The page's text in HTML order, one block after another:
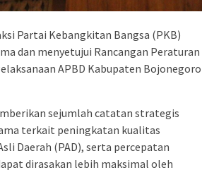
Partai Kebangkitan Bangsa (PKB)
dan menyetujui Rancangan Peraturan
APBD Kabupaten Bojonegoro
sejumlah catatan strategis
terkait peningkatan kualitas
Daerah (PAD), serta percepatan
dirasakan lebih maksimal oleh